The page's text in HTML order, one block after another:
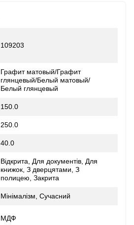
109203
Графит матовый/Графит
глянцевый/Белый матовый/
Белый глянцевый
150.0
250.0
40.0
Відкрита, Для документів, Для
книжок, З дверцятами, З
полицею, Закрита
Мінімалізм, Сучасний
МДФ